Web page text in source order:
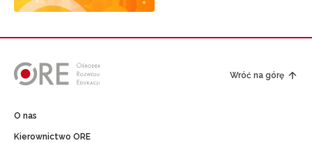
Wróć na górę
O nas
Kierownictwo ORE